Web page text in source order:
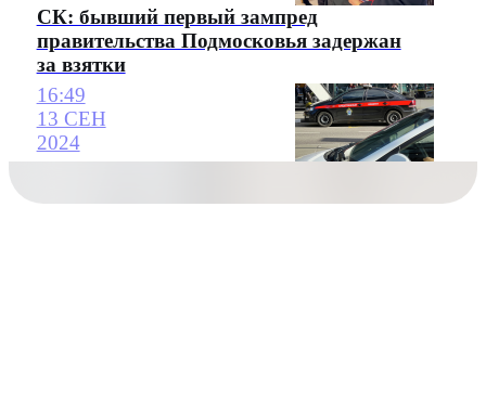
СК: бывший первый зампред
правительства Подмосковья задержан
за взятки
16:49
13 СЕН
2024